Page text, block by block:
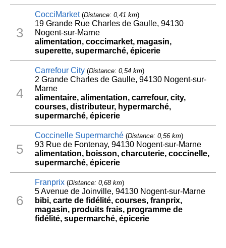
3
CocciMarket(Distance: 0,41 km)
19 Grande Rue Charles de Gaulle, 94130
Nogent-sur-Marne
alimentation, coccimarket, magasin,
superette, supermarché, épicerie
4
Carrefour City(Distance: 0,54 km)
2 Grande Charles de Gaulle, 94130 Nogent-sur-
Marne
alimentaire, alimentation, carrefour, city,
courses, distributeur, hypermarché,
supermarché, épicerie
5
Coccinelle Supermarché(Distance: 0,56 km)
93 Rue de Fontenay, 94130 Nogent-sur-Marne
alimentation, boisson, charcuterie, coccinelle,
supermarché, épicerie
6
Franprix(Distance: 0,68 km)
5 Avenue de Joinville, 94130 Nogent-sur-Marne
bibi, carte de fidélité, courses, franprix,
magasin, produits frais, programme de
fidélité, supermarché, épicerie